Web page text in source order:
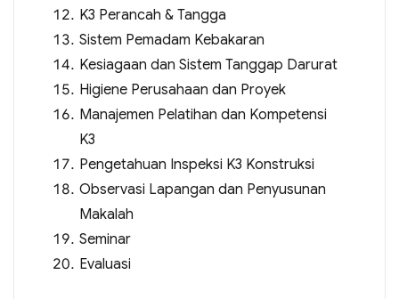
K3 Perancah & Tangga
Sistem Pemadam Kebakaran
Kesiagaan dan Sistem Tanggap Darurat
Higiene Perusahaan dan Proyek
Manajemen Pelatihan dan Kompetensi
K3
Pengetahuan Inspeksi K3 Konstruksi
Observasi Lapangan dan Penyusunan
Makalah
Seminar
Evaluasi